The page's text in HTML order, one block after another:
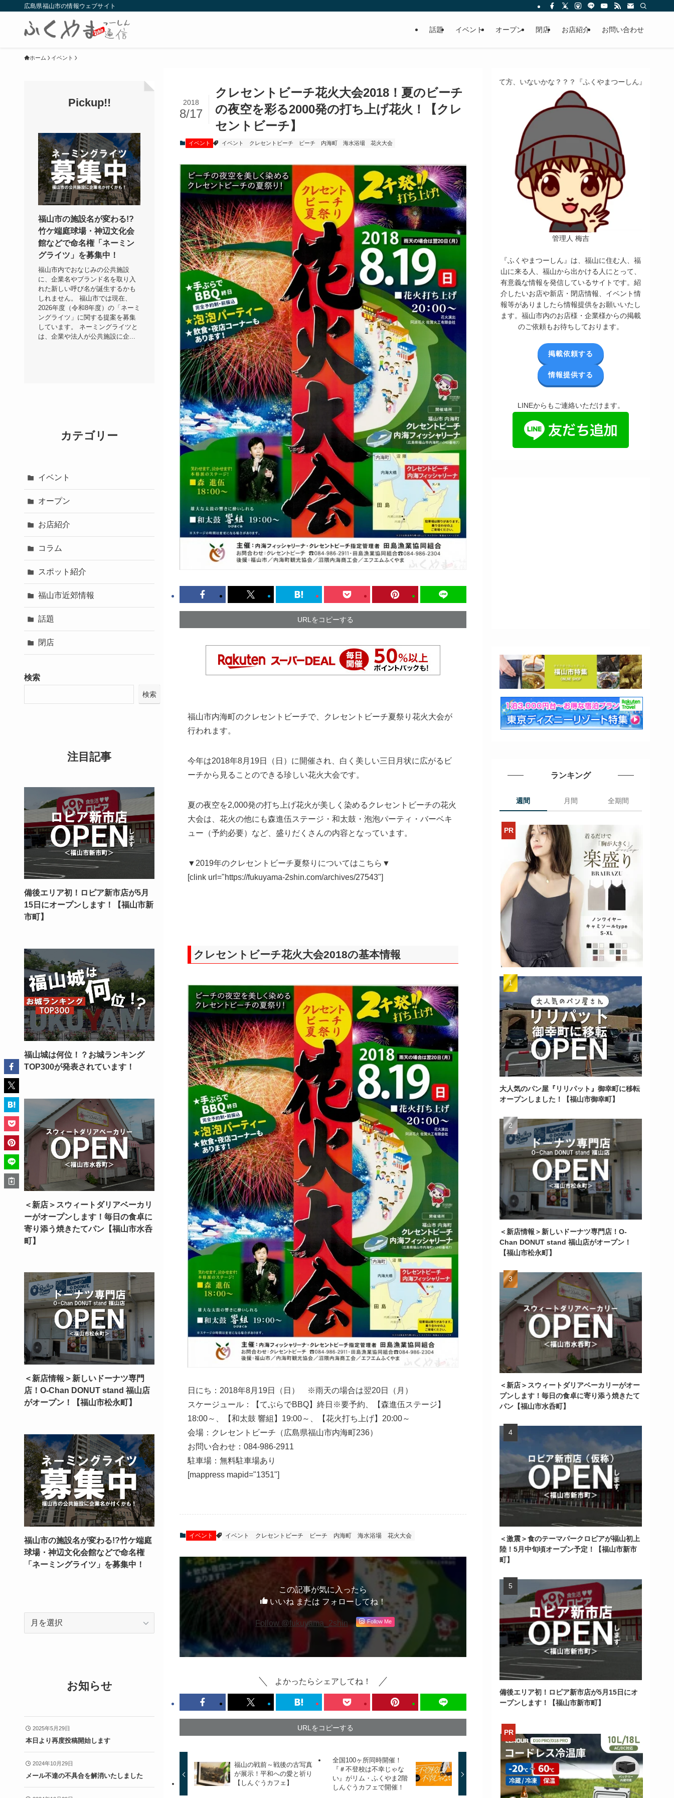
広島県福山市の情報ウェブサイト
話題 イベント オープン 閉店 お店紹介 お問い合わせ
ホーム イベント
クレセントビーチ花火大会2018！夏のビーチ
の夜空を彩る2000発の打ち上げ花火！【クレ
セントビーチ】
2018
8/17
イベント イベント クレセントビーチ ビーチ 内海町 海水浴場 花火大会
URLをコピーする
福山市内海町のクレセントビーチで、クレセントビーチ夏祭り花火大会が
行われます。
今年は2018年8月19日（日）に開催され、白く美しい三日月状に広がるビ
ーチから見ることのできる珍しい花火大会です。
夏の夜空を2,000発の打ち上げ花火が美しく染めるクレセントビーチの花火
大会は、花火の他にも森進伍ステージ・和太鼓・泡泡パーティ・バーベキ
ュー（予約必要）など、盛りだくさんの内容となっています。
▼2019年のクレセントビーチ夏祭りについてはこちら▼
[clink url="https://fukuyama-2shin.com/archives/27543"]
クレセントビーチ花火大会2018の基本情報
日にち：2018年8月19日（日） ※雨天の場合は翌20日（月）
スケージュール：【てぶらでBBQ】終日※要予約、【森進伍ステージ】
18:00～、【和太鼓 響組】19:00～、【花火打ち上げ】20:00～
会場：クレセントビーチ（広島県福山市内海町236）
お問い合わせ：084-986-2911
駐車場：無料駐車場あり
[mappress mapid="1351"]
イベント イベント クレセントビーチ ビーチ 内海町 海水浴場 花火大会
この記事が気に入ったら
いいね または フォローしてね！
Follow @fukuyama_2shin Follow Me
よかったらシェアしてね！
URLをコピーする
福山の戦前～戦後の古写真
が展示！平和への愛と祈り
【しんぐうカフェ】
全国100ヶ所同時開催！
『＃不登校は不幸じゃな
い』がリム・ふくやま2階
しんぐうカフェで開催！
食べるの好き！写真や動画も撮るよ！って方、いないかな？？？『ふくやまつーしん』でちょっとしたバイト、し
管理人 梅吉
『ふくやまつーしん』は、福山に住む人、福
山に来る人、福山から出かける人にとって、
有意義な情報を発信しているサイトです。紹
介したいお店や新店・閉店情報、イベント情
報等がありましたら情報提供をお願いいたし
ます。福山市内のお店様・企業様からの掲載
のご依頼もお待ちしております。
掲載依頼する
情報提供する
LINEからもご連絡いただけます。
ランキング
週間 月間 全期間
大人気のパン屋『リリパット』御幸町に移転
オープンしました！【福山市御幸町】
＜新店情報＞新しいドーナツ専門店！O-
Chan DONUT stand 福山店がオープン！
【福山市松永町】
＜新店＞スウィートダリアベーカリーがオー
プンします！毎日の食卓に寄り添う焼きたて
パン【福山市水呑町】
＜激震＞食のテーマパークロピアが福山初上
陸！5月中旬頃オープン予定！【福山市新市
町】
備後エリア初！ロピア新市店が5月15日にオ
ープンします！【福山市新市町】
Pickup!!
福山市の施設名が変わる!?
竹ケ端庭球場・神辺文化会
館などで命名権「ネーミン
グライツ」を募集中！
福山市内でおなじみの公共施設
に、企業名やブランド名を取り入
れた新しい呼び名が誕生するかも
しれません。 福山市では現在、
2026年度（令和8年度）の「ネーミ
ングライツ」に関する提案を募集
しています。 ネーミングライツと
は、企業や法人が公共施設に企...
カテゴリー
イベント
オープン
お店紹介
コラム
スポット紹介
福山市近郊情報
話題
閉店
検索
検索
注目記事
備後エリア初！ロピア新市店が5月
15日にオープンします！【福山市新
市町】
福山城は何位！？お城ランキング
TOP300が発表されています！
＜新店＞スウィートダリアベーカリ
ーがオープンします！毎日の食卓に
寄り添う焼きたてパン【福山市水呑
町】
＜新店情報＞新しいドーナツ専門
店！O-Chan DONUT stand 福山店
がオープン！【福山市松永町】
福山市の施設名が変わる!?竹ケ端庭
球場・神辺文化会館などで命名権
「ネーミングライツ」を募集中！
ー
お知らせ
2025年5月29日
本日より再度投稿開始します
2024年10月29日
メール不達の不具合を解消いたしました